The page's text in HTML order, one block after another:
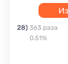
28) 363 раза
0.51%